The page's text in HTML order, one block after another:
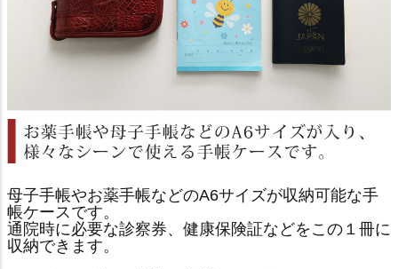
母子手帳やお薬手帳などのA6サイズが収納可能な手
帳ケースです。
通院時に必要な診察券、健康保険証などをこの１冊に
収納できます。